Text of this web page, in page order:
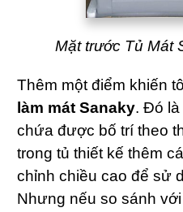
Mặt trước Tủ Mát
Thêm một điểm khiến
làm mát Sanaky. Đó là
chứa được bố trí theo
trong tủ thiết kế thêm
chỉnh chiều cao để sử
Nhưng nếu so sánh